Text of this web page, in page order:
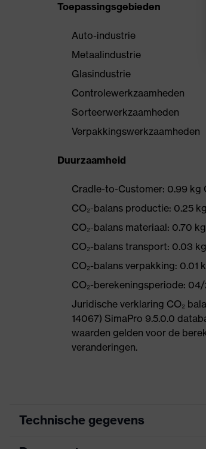
Toepassingsgebieden
Auto-industrie
Metaalindustrie
Glasindustrie
Controlewerkzaamheden
Sorteerwerkzaamheden
Verpakkingswerkzaamheden
Duurzaamheid
Cradle-to-Customer: 0.99 kg
CO₂-balans productie: 0.25
CO₂-balans materiaal: 0.70
CO₂-balans transport: 0.03
CO₂-balans verpakking: 0.01
CO₂-berekeningsperiode:
Juridische verklaring CO₂
14067) SimaPro 9.5.0.0
waarden gelden voor de
veranderingen.
Technische gegevens